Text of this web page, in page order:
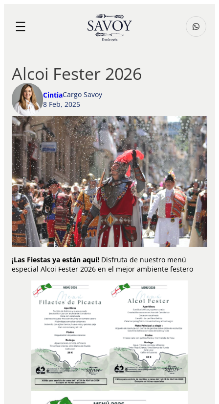
Alcoi Fester 2026
CintiaCargo Savoy
8 Feb, 2025
¡Las Fiestas ya están aquí! Disfruta de nuestro menú
especial Alcoi Fester 2026 en el mejor ambiente festero